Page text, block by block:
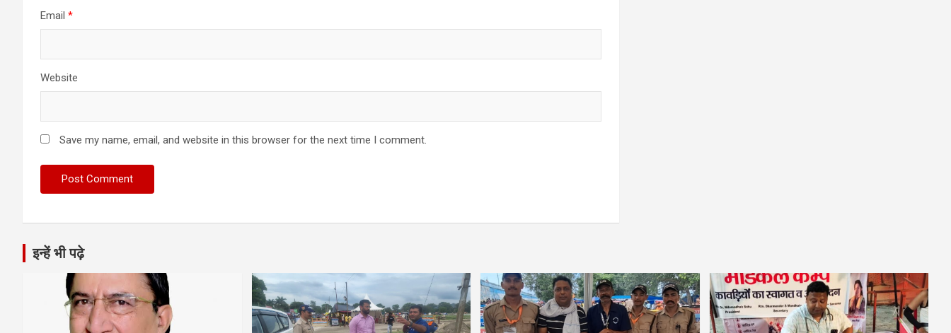
Email *
Website
Save my name, email, and website in this browser for the next time I comment.
इन्हें भी पढ़े